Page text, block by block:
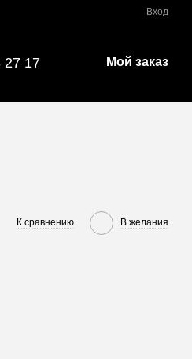
Вход
27 17 Мой заказ
К сравнению В желания